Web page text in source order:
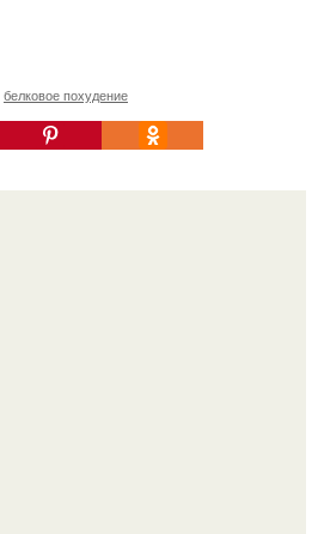
белковое похудение